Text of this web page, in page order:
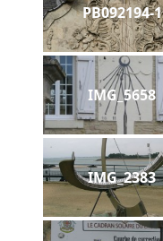
PB092194-1
IMG_5658
IMG_2383